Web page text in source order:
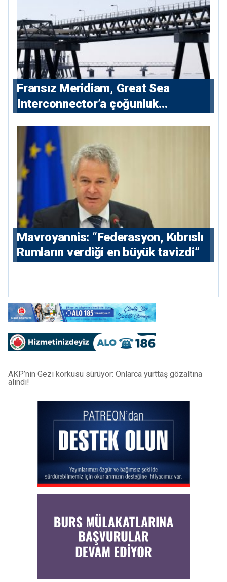
Fransız Meridiam, Great Sea
Interconnector’a çoğunluk
Mavroyannis: “Federasyon, Kıbrıslı
Rumların verdiği en büyük tavizdi”
AKP’nin Gezi korkusu sürüyor: Onlarca yurttaş gözaltına
alındı!